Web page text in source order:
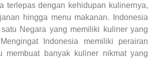
terlepas dengan kehidupan kulinernya,
hingga menu makanan. Indonesia
Negara yang memiliki kuliner yang
Indonesia memiliki perairan
membuat banyak kuliner nikmat yang